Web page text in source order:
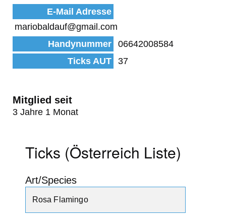
E-Mail Adresse
mariobaldauf@gmail.com
Handynummer
06642008584
Ticks AUT
37
Mitglied seit
3 Jahre 1 Monat
Ticks (Österreich Liste)
Art/Species